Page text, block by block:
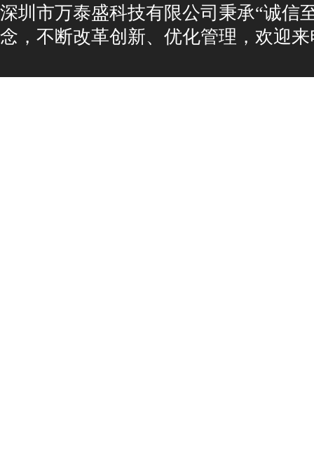
深圳市万泰盛科技有限公司秉承“诚信
念，不断改革创新、优化管理，欢迎